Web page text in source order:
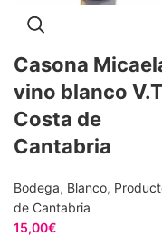
Casona
vino blanco
Costa de
Cantabria
Bodega, Blanco,
de Cantabria
15,00€